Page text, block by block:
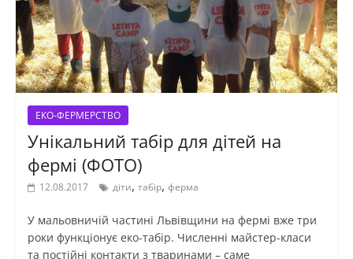
ЕКО-ФЕРМЕРСТВО
Унікальний табір для дітей на
фермі (ФОТО)
12.08.2017 діти, табір, ферма
У мальовничій частині Львівщини на фермі вже три
роки функціонує еко-табір. Численні майстер-класи
та постійні контакти з тваринами – саме